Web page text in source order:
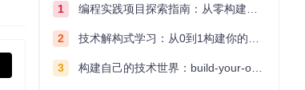
1 编程实践项目探索指南：从零构建技术能力体系
2 技术解构式学习：从0到1构建你的编程知识体系
3 构建自己的技术世界：build-your-own-x项目的实践探索指南